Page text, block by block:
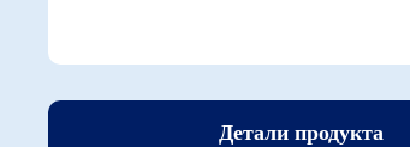
Детали продукта